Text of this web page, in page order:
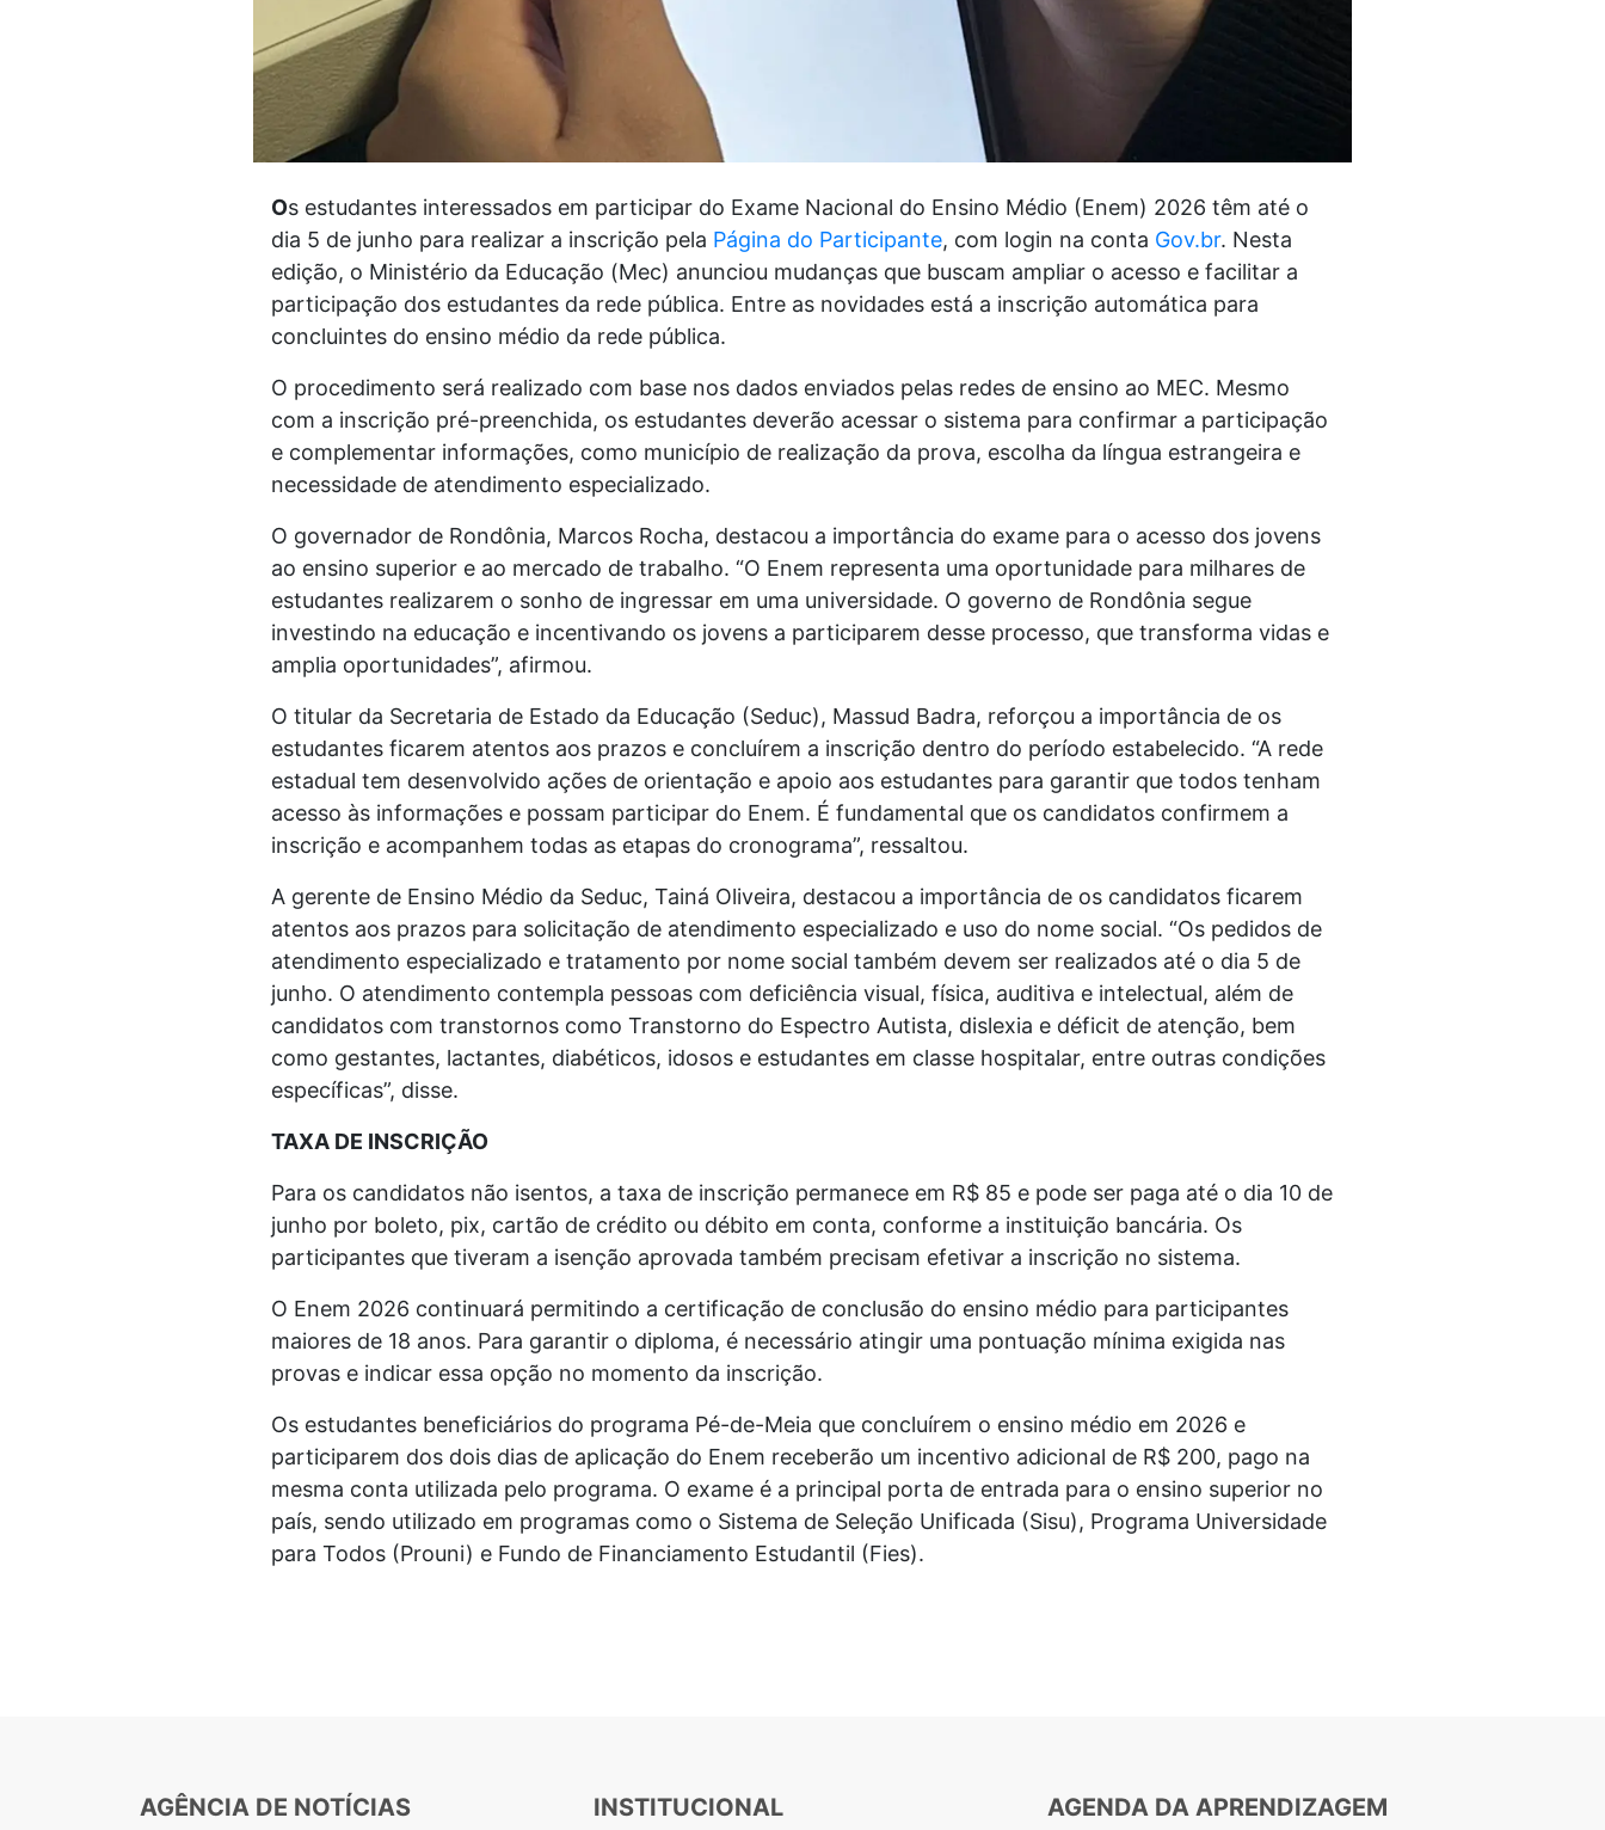
Os estudantes interessados em participar do Exame Nacional do Ensino Médio (Enem) 2026 têm até o
dia 5 de junho para realizar a inscrição pela Página do Participante, com login na conta Gov.br. Nesta
edição, o Ministério da Educação (Mec) anunciou mudanças que buscam ampliar o acesso e facilitar a
participação dos estudantes da rede pública. Entre as novidades está a inscrição automática para
concluintes do ensino médio da rede pública.
O procedimento será realizado com base nos dados enviados pelas redes de ensino ao MEC. Mesmo
com a inscrição pré-preenchida, os estudantes deverão acessar o sistema para confirmar a participação
e complementar informações, como município de realização da prova, escolha da língua estrangeira e
necessidade de atendimento especializado.
O governador de Rondônia, Marcos Rocha, destacou a importância do exame para o acesso dos jovens
ao ensino superior e ao mercado de trabalho. “O Enem representa uma oportunidade para milhares de
estudantes realizarem o sonho de ingressar em uma universidade. O governo de Rondônia segue
investindo na educação e incentivando os jovens a participarem desse processo, que transforma vidas e
amplia oportunidades”, afirmou.
O titular da Secretaria de Estado da Educação (Seduc), Massud Badra, reforçou a importância de os
estudantes ficarem atentos aos prazos e concluírem a inscrição dentro do período estabelecido. “A rede
estadual tem desenvolvido ações de orientação e apoio aos estudantes para garantir que todos tenham
acesso às informações e possam participar do Enem. É fundamental que os candidatos confirmem a
inscrição e acompanhem todas as etapas do cronograma”, ressaltou.
A gerente de Ensino Médio da Seduc, Tainá Oliveira, destacou a importância de os candidatos ficarem
atentos aos prazos para solicitação de atendimento especializado e uso do nome social. “Os pedidos de
atendimento especializado e tratamento por nome social também devem ser realizados até o dia 5 de
junho. O atendimento contempla pessoas com deficiência visual, física, auditiva e intelectual, além de
candidatos com transtornos como Transtorno do Espectro Autista, dislexia e déficit de atenção, bem
como gestantes, lactantes, diabéticos, idosos e estudantes em classe hospitalar, entre outras condições
específicas”, disse.
TAXA DE INSCRIÇÃO
Para os candidatos não isentos, a taxa de inscrição permanece em R$ 85 e pode ser paga até o dia 10 de
junho por boleto, pix, cartão de crédito ou débito em conta, conforme a instituição bancária. Os
participantes que tiveram a isenção aprovada também precisam efetivar a inscrição no sistema.
O Enem 2026 continuará permitindo a certificação de conclusão do ensino médio para participantes
maiores de 18 anos. Para garantir o diploma, é necessário atingir uma pontuação mínima exigida nas
provas e indicar essa opção no momento da inscrição.
Os estudantes beneficiários do programa Pé-de-Meia que concluírem o ensino médio em 2026 e
participarem dos dois dias de aplicação do Enem receberão um incentivo adicional de R$ 200, pago na
mesma conta utilizada pelo programa. O exame é a principal porta de entrada para o ensino superior no
país, sendo utilizado em programas como o Sistema de Seleção Unificada (Sisu), Programa Universidade
para Todos (Prouni) e Fundo de Financiamento Estudantil (Fies).
AGÊNCIA DE NOTÍCIAS INSTITUCIONAL AGENDA DA APRENDIZAGEM